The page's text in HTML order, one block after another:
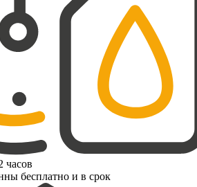
часов
бесплатно и в срок